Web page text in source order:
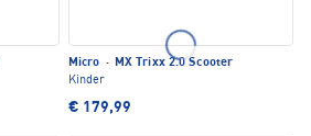
Micro · MX Trixx 2.0 Scooter
Kinder
€ 179,99